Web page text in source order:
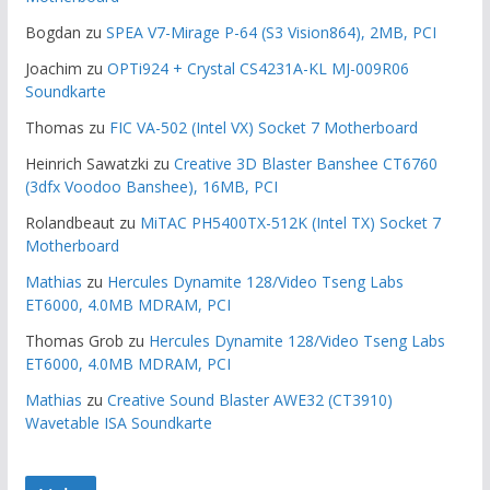
Bogdan zu SPEA V7-Mirage P-64 (S3 Vision864), 2MB, PCI
Joachim zu OPTi924 + Crystal CS4231A-KL MJ-009R06
Soundkarte
Thomas zu FIC VA-502 (Intel VX) Socket 7 Motherboard
Heinrich Sawatzki zu Creative 3D Blaster Banshee CT6760
(3dfx Voodoo Banshee), 16MB, PCI
Rolandbeautzu MiTAC PH5400TX-512K (Intel TX) Socket 7
Motherboard
Mathias zu Hercules Dynamite 128/Video Tseng Labs
ET6000, 4.0MB MDRAM, PCI
Thomas Grob zu Hercules Dynamite 128/Video Tseng Labs
ET6000, 4.0MB MDRAM, PCI
Mathias zu Creative Sound Blaster AWE32 (CT3910)
Wavetable ISA Soundkarte